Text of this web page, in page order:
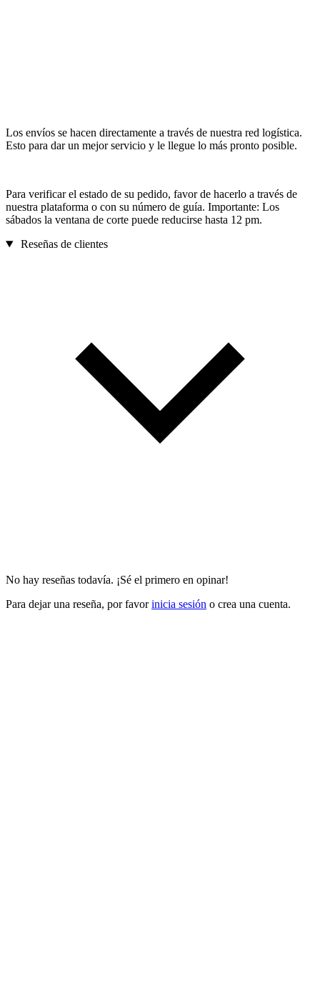
Los envíos se hacen directamente a través de nuestra red logística.
Esto para dar un mejor servicio y le llegue lo más pronto posible.
Para verificar el estado de su pedido, favor de hacerlo a través de
nuestra plataforma o con su número de guía. Importante: Los
sábados la ventana de corte puede reducirse hasta 12 pm.
Reseñas de clientes
No hay reseñas todavía. ¡Sé el primero en opinar!
Para dejar una reseña, por favorinicia sesión o crea una cuenta.